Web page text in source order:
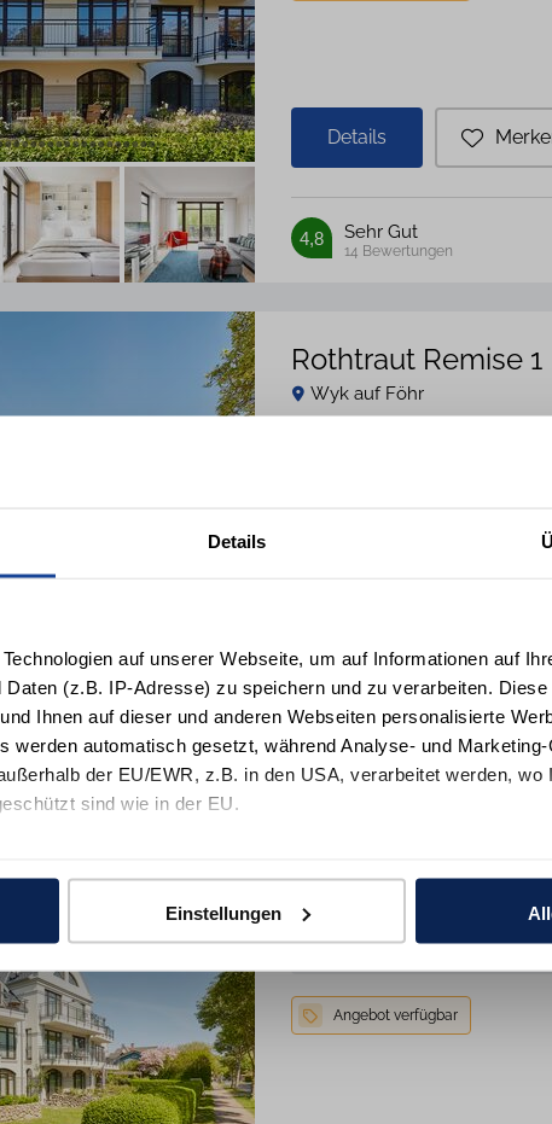
Details
auf unserer Webseite, um auf Informationen auf
(z.B. IP-Adresse) zu speichern und zu verarbeiten. Diese
Ihnen auf dieser und anderen Webseiten personalisierte
werden automatisch gesetzt, während Analyse- und
der EU/EWR, z.B. in den USA, verarbeitet werden, wo
sind wie in der EU.
Einstellungen
Details
14 Bewertungen
4,8 Sehr Gut
Rothtraut Remise 1
Wyk auf Föhr
Details
Bewertungen
4,8 Sehr Gut
Rothtraut Remise 7
Wyk auf Föhr